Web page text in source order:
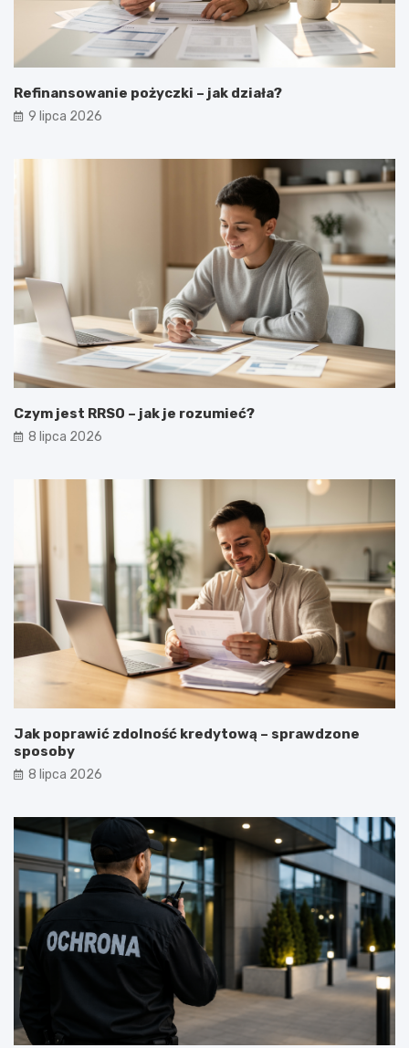
Refinansowanie pożyczki – jak działa?
9 lipca 2026
Czym jest RRSO – jak je rozumieć?
8 lipca 2026
Jak poprawić zdolność kredytową – sprawdzone
sposoby
8 lipca 2026